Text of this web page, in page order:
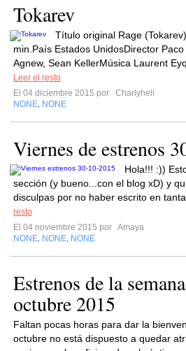
Tokarev
Título original Rage
min.País Estados UnidosDirector
Agnew, Sean KellerMúsica Laurent
Leer el resto
El 04 diciembre 2015 por
Charlyhell
NONE NONE
Viernes de estrenos
Hola!!! :))
sección (y bueno...con el blog xD) y
disculpas por no haber escrito en
resto
El 04 noviembre 2015 por Amaya
NONE NONE NONE
Estrenos de la
octubre 2015
Faltan pocas horas para dar la
octubre no está dispuesto a quedar